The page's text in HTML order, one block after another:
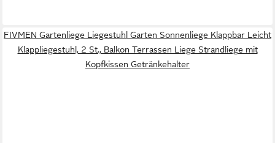
FIVMEN Gartenliege Liegestuhl Garten Sonnenliege Klappbar Leicht
Klappliegestuhl, 2 St., Balkon Terrassen Liege Strandliege mit
Kopfkissen Getränkehalter